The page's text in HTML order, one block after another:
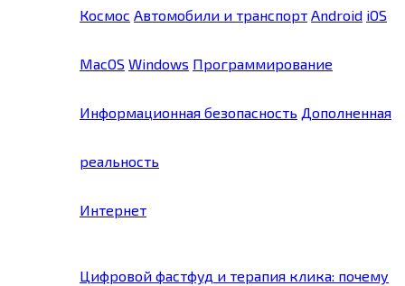
Космос Автомобили и транспорт Android iOS
MacOS Windows Программирование
Информационная безопасность Дополненная
реальность
Интернет
Цифровой фастфуд и терапия клика: почему